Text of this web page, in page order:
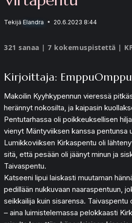
Tekijä Elandra 20.6.2023 8:44
321 sanaa | 7 kokemuspistettä |
Kirjoittaja: EmppuOmppu
Makoilin Kyyhkypennun vieressä
herännyt nokosilta, ja kaipasin
Pentutarhassa oli poikkeuksellisen
vienyt Mäntyviiksen kanssa pentunsa
Lumikkoviiksen Kirkaspentu oli
sitä, että pesään oli jäänyt minun ja
Taivaspentu.
Katseeni lipui laiskasti muutaman
pedillään nukkuvaan naaraspentuun,
seikkailija kuin sisarensa. Taivaspentu
– aina luimistelemassa pelokkaasti